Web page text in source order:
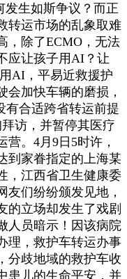
发生如斯争议？而正
转运市场的乱象取难
，除了ECMO，无法
应让孩子用AI？让
AI，平易近救援护
会加快车辆的磨损，
有合适跨省转运前提
访，并暂停其医疗
。4月9日5时许，
到家眷指定的上海某
，江西省卫生健康委
友们纷纷颁发见地，
的立场却发生了戏剧
人员暗示！因该病院
理，救护车转运办事
分歧地域的救护车收
患儿的生命平安，并